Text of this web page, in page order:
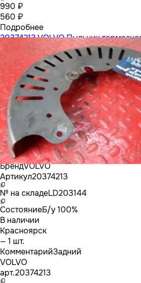
990 ₽
560 ₽
Подробнее
20374213 VOLVO Пыльник
БрендVOLVO
Артикул20374213
№ на складеLD203144
СостояниеБ/у 100%
В наличии
Красноярск
— 1 шт.
КомментарийЗадний
VOLVO
арт.20374213